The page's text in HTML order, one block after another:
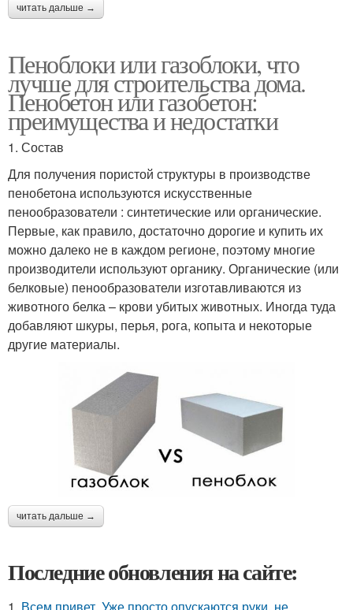
читать дальше →
Пеноблоки или газоблоки, что
лучше для строительства дома.
Пенобетон или газобетон:
преимущества и недостатки
1. Состав
Для получения пористой структуры в производстве
пенобетона используются искусственные
пенообразователи : синтетические или органические.
Первые, как правило, достаточно дорогие и купить их
можно далеко не в каждом регионе, поэтому многие
производители используют органику. Органические (или
белковые) пенообразователи изготавливаются из
животного белка – крови убитых животных. Иногда туда
добавляют шкуры, перья, рога, копыта и некоторые
другие материалы.
читать дальше →
Последние обновления на сайте:
1. Всем привет. Уже просто опускаются руки, не